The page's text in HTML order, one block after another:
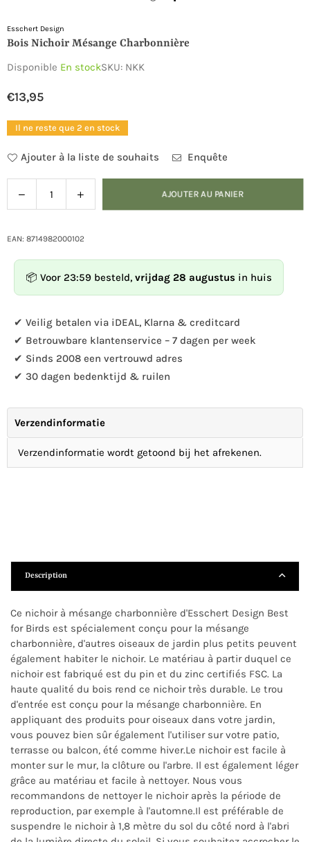
Esschert Design
Bois Nichoir Mésange Charbonnière
Disponible En stockSKU: NKK
Prix
régulier
€13,95
Il ne reste que 2 en stock
Ajouter à la liste de souhaits Enquête
Diminuer
la
pour
nichoir
mésange
Augmenter
la
pour
mésange
AJOUTER AU PANIER
EAN: 8714982000102
📦 Voor 23:59 besteld, vrijdag 28 augustus in huis
✔ Veilig betalen via iDEAL, Klarna & creditcard
✔ Betrouwbare klantenservice – 7 dagen per week
✔ Sinds 2008 een vertrouwd adres
✔ 30 dagen bedenktijd & ruilen
Verzendinformatie
Verzendinformatie wordt getoond bij het afrekenen.
Description
Ce nichoir à mésange charbonnière d'Esschert Design Best
for Birds est spécialement conçu pour la mésange
charbonnière, d'autres oiseaux de jardin plus petits peuvent
également habiter le nichoir. Le matériau à partir duquel ce
nichoir est fabriqué est du pin et du zinc certifiés FSC. La
haute qualité du bois rend ce nichoir très durable. Le trou
d'entrée est conçu pour la mésange charbonnière. En
appliquant des produits pour oiseaux dans votre jardin,
vous pouvez bien sûr également l'utiliser sur votre patio,
terrasse ou balcon, été comme hiver.Le nichoir est facile à
monter sur le mur, la clôture ou l'arbre. Il est également léger
grâce au matériau et facile à nettoyer. Nous vous
recommandons de nettoyer le nichoir après la période de
reproduction, par exemple à l'automne.Il est préférable de
suspendre le nichoir à 1,8 mètre du sol du côté nord à l'abri